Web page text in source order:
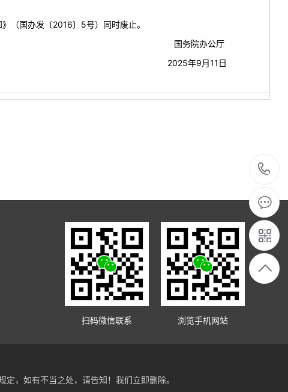
（国办发〔2016〕5号）同时废止。
国务院办公厅
2025年9月11日
扫码微信联系 浏览手机网站
，如有不当之处，请告知！我们立即删除。